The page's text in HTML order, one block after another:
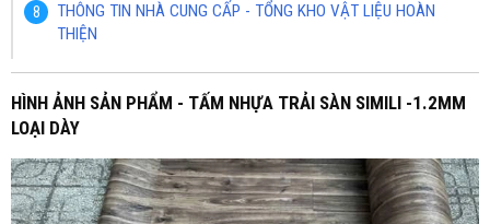
THÔNG TIN NHÀ CUNG CẤP - TỔNG KHO VẬT LIỆU HOÀN
THIỆN
HÌNH ẢNH SẢN PHẨM - TẤM NHỰA TRẢI SÀN SIMILI -1.2MM
LOẠI DÀY